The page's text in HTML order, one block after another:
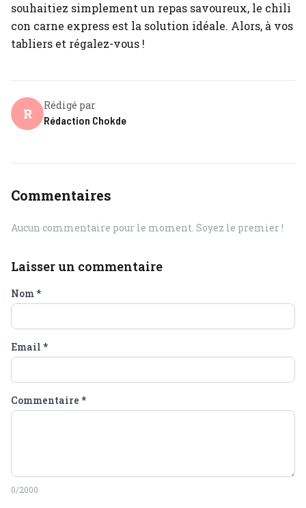
souhaitiez simplement un repas savoureux, le chili
con carne express est la solution idéale. Alors, à vos
tabliers et régalez-vous !
R
Rédigé par
Rédaction Chokde
Commentaires
Aucun commentaire pour le moment. Soyez le premier !
Laisser un commentaire
Nom*
Email *
Commentaire *
0/2000